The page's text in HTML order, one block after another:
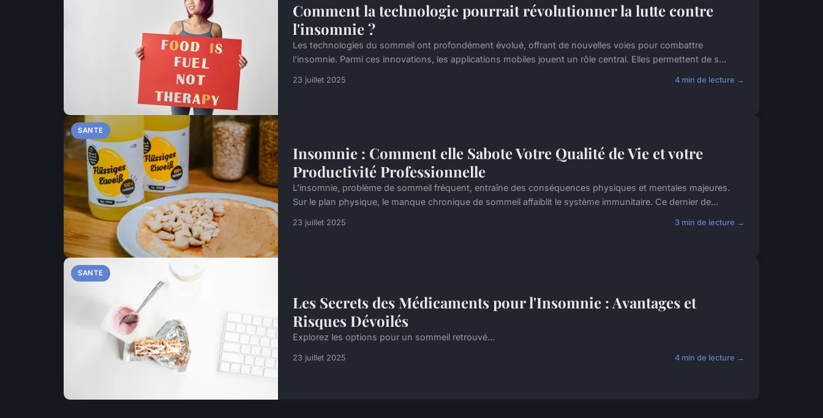
Comment la technologie pourrait révolutionner la lutte contre
l'insomnie ?
Les technologies du sommeil ont profondément évolué, offrant de nouvelles voies pour combattre
l'insomnie. Parmi ces innovations, les applications mobiles jouent un rôle central. Elles permettent de s...
23 juillet 2025 4 min de lecture →
SANTE
Insomnie : Comment elle Sabote Votre Qualité de Vie et votre
Productivité Professionnelle
L'insomnie, problème de sommeil fréquent, entraîne des conséquences physiques et mentales majeures.
Sur le plan physique, le manque chronique de sommeil affaiblit le système immunitaire. Ce dernier de...
23 juillet 2025 3 min de lecture →
SANTE
Les Secrets des Médicaments pour l'Insomnie : Avantages et
Risques Dévoilés
Explorez les options pour un sommeil retrouvé...
23 juillet 2025 4 min de lecture →